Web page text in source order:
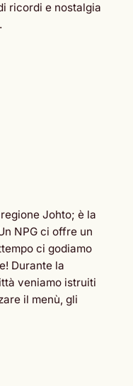
ricordi e nostalgia
Johto; è la
NPG ci offre un
ci godiamo
Durante la
veniamo istruiti
il menù, gli